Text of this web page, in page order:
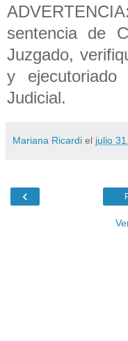
sentencia de
Juzgado,
y
Judicial.
Mariana Ricardi el julio
‹